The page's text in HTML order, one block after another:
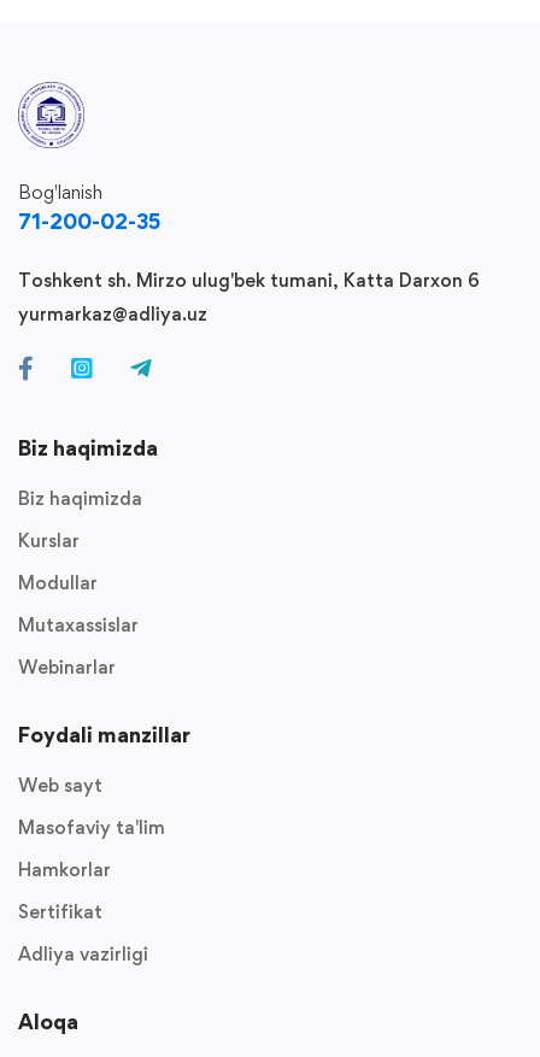
Bog'lanish
71-200-02-35
Toshkent sh. Mirzo ulug'bek tumani, Katta Darxon 6
yurmarkaz@adliya.uz
Biz haqimizda
Biz haqimizda
Kurslar
Modullar
Mutaxassislar
Webinarlar
Foydali manzillar
Web sayt
Masofaviy ta'lim
Hamkorlar
Sertifikat
Adliya vazirligi
Aloqa